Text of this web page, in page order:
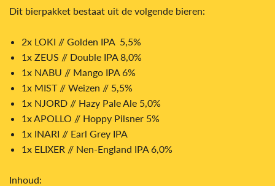
Dit bierpakket bestaat uit de volgende bieren:
2x LOKI // Golden IPA 5,5%
1x ZEUS // Double IPA 8,0%
1x NABU // Mango IPA 6%
1x MIST // Weizen // 5,5%
1x NJORD // Hazy Pale Ale 5,0%
1x APOLLO // Hoppy Pilsner 5%
1x INARI // Earl Grey IPA
1x ELIXER // Nen-England IPA 6,0%
Inhoud: